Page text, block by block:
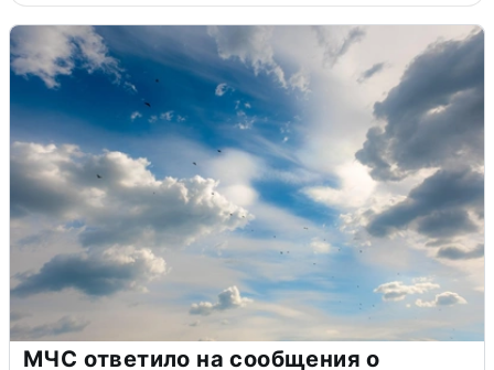
МЧС ответило на сообщения о